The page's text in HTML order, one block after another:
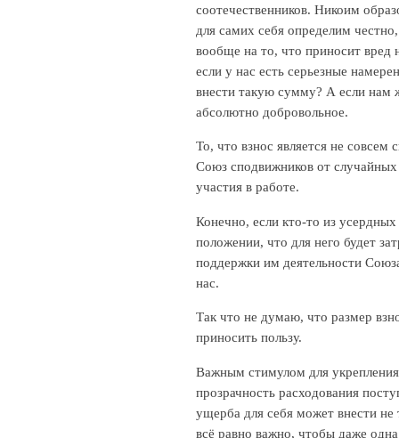
соотечественников. Никоим
для самих себя определим
вообще на то, что приносит
если у нас есть серьезные
внести такую сумму? А если нам
абсолютно добровольное.
То, что взнос является не
Союз сподвижников от случайных
участия в работе.
Конечно, если кто-то из
положении, что для него будет
поддержки им деятельности
нас.
Так что не думаю, что размер
приносить пользу.
Важным стимулом для
прозрачность расходования
ущерба для себя может внести
всё равно важно, чтобы даже